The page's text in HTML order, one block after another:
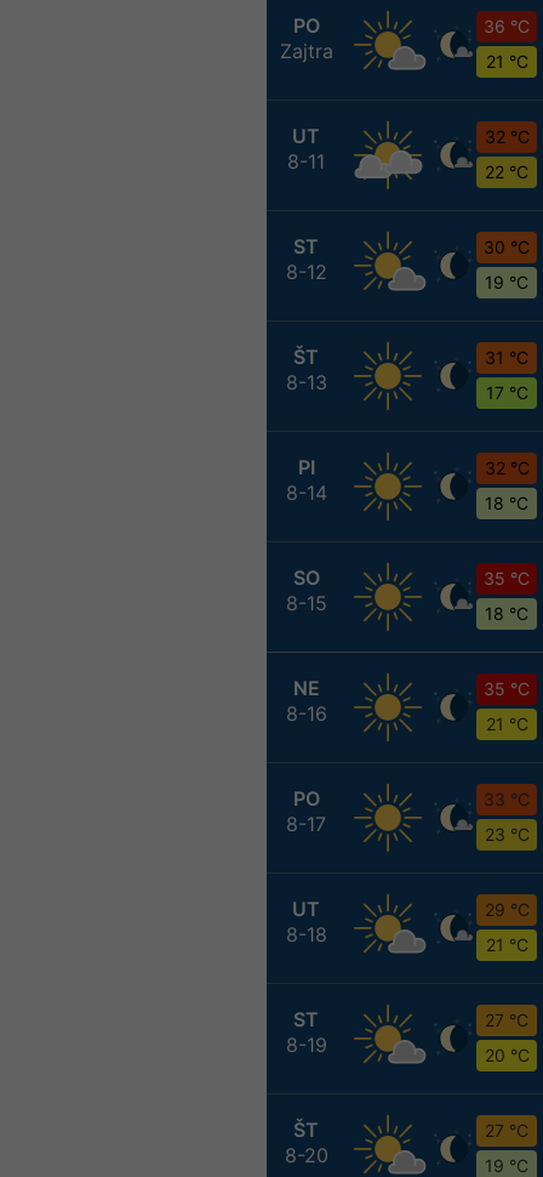
PO
Zajtra
36 °C
21 °C
UT
8-11
32 °C
22 °C
ST
8-12
30 °C
19 °C
ŠT
8-13
31 °C
17 °C
PI
8-14
32 °C
18 °C
SO
8-15
35 °C
18 °C
NE
8-16
35 °C
21 °C
PO
8-17
33 °C
23 °C
UT
8-18
29 °C
21 °C
ST
8-19
27 °C
20 °C
ŠT
8-20
27 °C
19 °C